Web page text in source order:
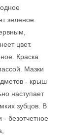
зеленое.
цвет.
Краска
Мазки
- крыш
наступает
зубцов. В
- безотчетное